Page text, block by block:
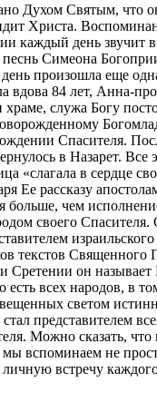
Духом Святым, что
Христа.
каждый день звучит
Симеона
произошла еще
вдова 84 лет, Анна-
служа Богу
Спасителя.
в Назарет. Все
«слагала в сердце
Ее рассказу
больше, чем
своего
текстов Священного
Сретении он называет
есть всех народов, в
светом
представителем
Можно сказать, что
вспоминаем не
встречу